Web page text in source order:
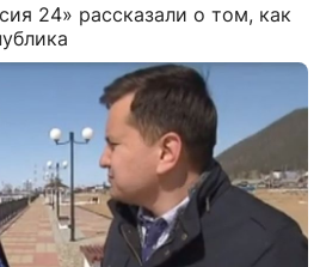
24» рассказали о том, как